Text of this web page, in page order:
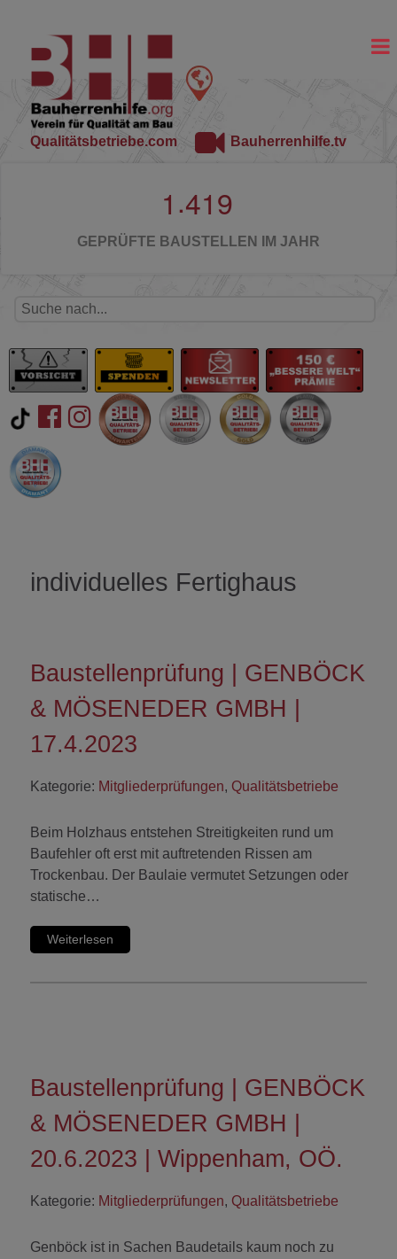
Qualitätsbetriebe.com Bauherrenhilfe.tv
1 .419
GEPRÜFTE BAUSTELLEN IM JAHR
individuelles Fertighaus
Baustellenprüfung | GENBÖCK
& MÖSENEDER GMBH |
17.4.2023
Kategorie: Mitgliederprüfungen, Qualitätsbetriebe
Beim Holzhaus entstehen Streitigkeiten rund um
Baufehler oft erst mit auftretenden Rissen am
Trockenbau. Der Baulaie vermutet Setzungen oder
statische…
Weiterlesen
Baustellenprüfung | GENBÖCK
& MÖSENEDER GMBH |
20.6.2023 | Wippenham, OÖ.
Kategorie: Mitgliederprüfungen, Qualitätsbetriebe
Genböck ist in Sachen Baudetails kaum noch zu